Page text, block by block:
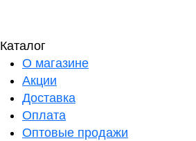
Каталог
О магазине
Акции
Доставка
Оплата
Оптовые продажи